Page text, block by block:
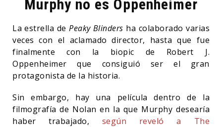
Murphy no es Oppenheimer
La estrella dePeaky Blinders ha colaborado varias
veces con el aclamado director, hasta que fue
finalmente con la biopic de Robert J.
Oppenheimer que consiguió ser el gran
protagonista de la historia.
Sin embargo, hay una película dentro de la
filmografía de Nolan en la que Murphy desearía
haber trabajado, según reveló a The